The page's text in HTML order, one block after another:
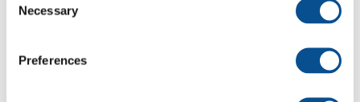
Selection
Necessary
Preferences